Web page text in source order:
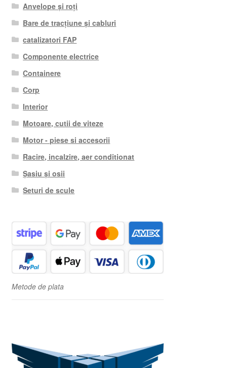
Anvelope și roți
Bare de tracțiune și cabluri
catalizatori FAP
Componente electrice
Containere
Corp
Interior
Motoare, cutii de viteze
Motor - piese si accesorii
Racire, incalzire, aer conditionat
Șasiu și osii
Seturi de scule
Metode de plata